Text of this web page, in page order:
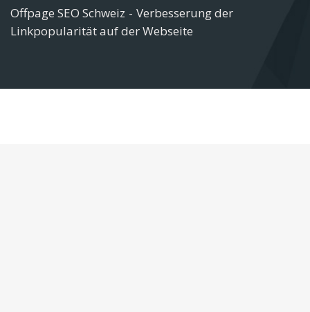
Offpage SEO Schweiz - Verbesserung der
Linkpopularität auf der Webseite